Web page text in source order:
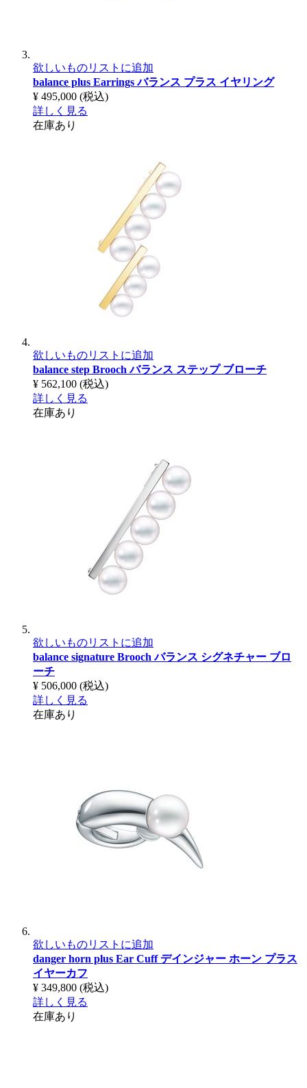
欲しいものリストに追加
balance plus Earringsバランス プラス イヤリング
¥ 495,000 (税込)
詳しく見る
在庫あり
欲しいものリストに追加
balance step Broochバランス ステップ ブローチ
¥ 562,100 (税込)
詳しく見る
在庫あり
欲しいものリストに追加
balance signature Broochバランス シグネチャー ブロ
ーチ
¥ 506,000 (税込)
詳しく見る
在庫あり
欲しいものリストに追加
danger horn plus Ear Cuffデインジャー ホーン プラス
イヤーカフ
¥ 349,800 (税込)
詳しく見る
在庫あり